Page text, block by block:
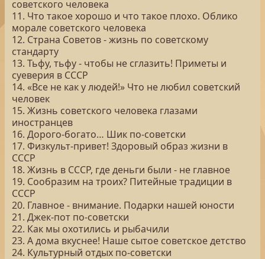
советского человека
11. Что такое хорошо и что такое плохо. Облико
морале советского человека
12. Страна Советов - жизнь по советскому
стандарту
13. Тьфу, тьфу - чтобы не сглазить! Приметы и
суеверия в СССР
14. «Все не как у людей!» Что не любил советский
человек
15. Жизнь советского человека глазами
иностранцев
16. Дорого-богато… Шик по-советски
17. Физкульт-привет! Здоровый образ жизни в
СССР
18. Жизнь в СССР, где деньги были - не главное
19. Сообразим на троих? Питейные традиции в
СССР
20. Главное - внимание. Подарки нашей юности
21. Джек-пот по-советски
22. Как мы охотились и рыбачили
23. А дома вкуснее! Наше сытое советское детство
24. Культурный отдых по-советски